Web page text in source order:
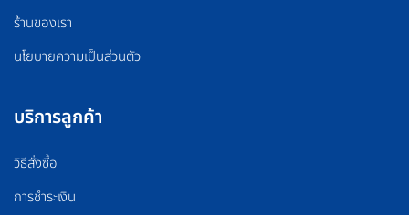
ร้านของเรา
นโยบายความเป็นส่วนตัว
บริการลูกค้า
วิธีสั่งซื้อ
การชำระเงิน